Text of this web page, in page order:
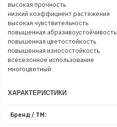
высокая прочность
низкий коэффициент растяжения
высокая чувствительность
повышенная абразивоустойчивость
повышенная цветостойкость
повышенная износостойкость
всесезонное использование
многоцветный
ХАРАКТЕРИСТИКИ
Бренд / ТМ: